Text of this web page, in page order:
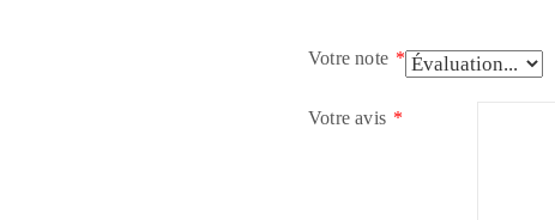
Votre note *
Votre avis *